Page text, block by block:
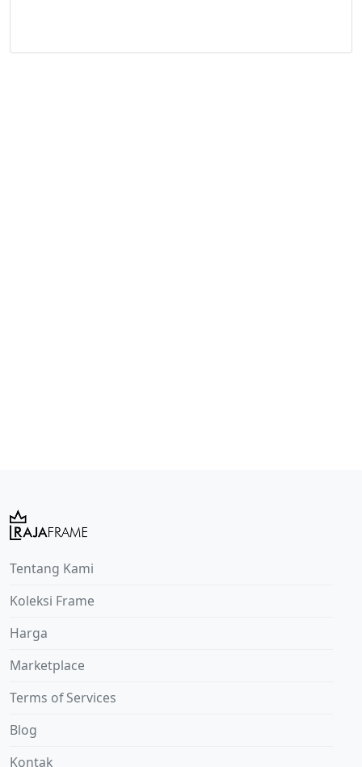
Tentang Kami
Koleksi Frame
Harga
Marketplace
Terms of Services
Blog
Kontak